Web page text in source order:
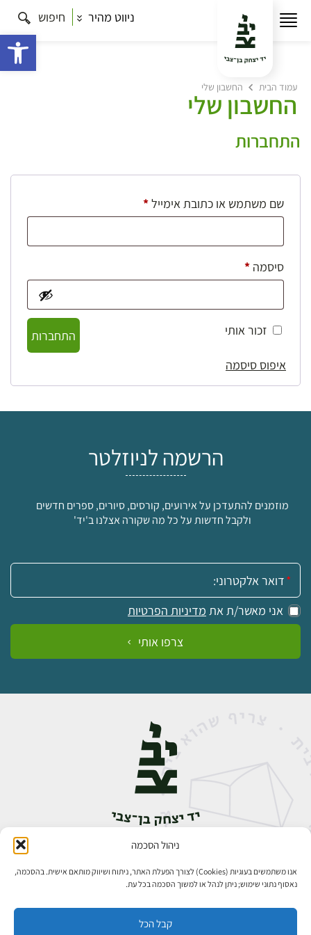
ניהול הסכמה
אנו משתמשים בעוגיות (Cookies) לצורך הפעלת האתר, ניתוח ושיווק מותאם אישית. בהסכמה,
נאסוף נתוני שימוש; ניתן לנהל או למשוך הסכמה בכל עת.
קבל הכל
ניווט מהיר חיפוש
עמוד הבית החשבון שלי
החשבון שלי
התחברות
שם משתמש או כתובת אימייל*חובה
סיסמה *חובה
זכור אותי
התחברות
איפוס סיסמה
הרשמה לניוזלטר
מוזמנים להתעדכן על אירועים, קורסים, סיורים, ספרים חדשים
ולקבל חדשות על כל מה שקורה אצלנו ב'יד'
אימייל:
אני מאשר/ת את מדיניות הפרטיות
צרפו אותי
אבן גבירול 14, רחביה, ירושלים